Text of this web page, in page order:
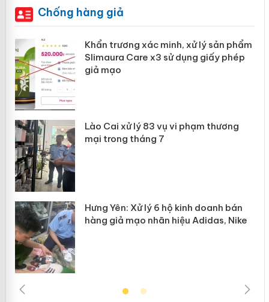
Chống hàng giả
Khẩn trương xác minh, xử lý sản phẩm
Slimaura Care x3 sử dụng giấy phép
giả mạo
Lào Cai xử lý 83 vụ vi phạm thương
mại trong tháng 7
Hưng Yên: Xử lý 6 hộ kinh doanh bán
hàng giả mạo nhãn hiệu Adidas, Nike